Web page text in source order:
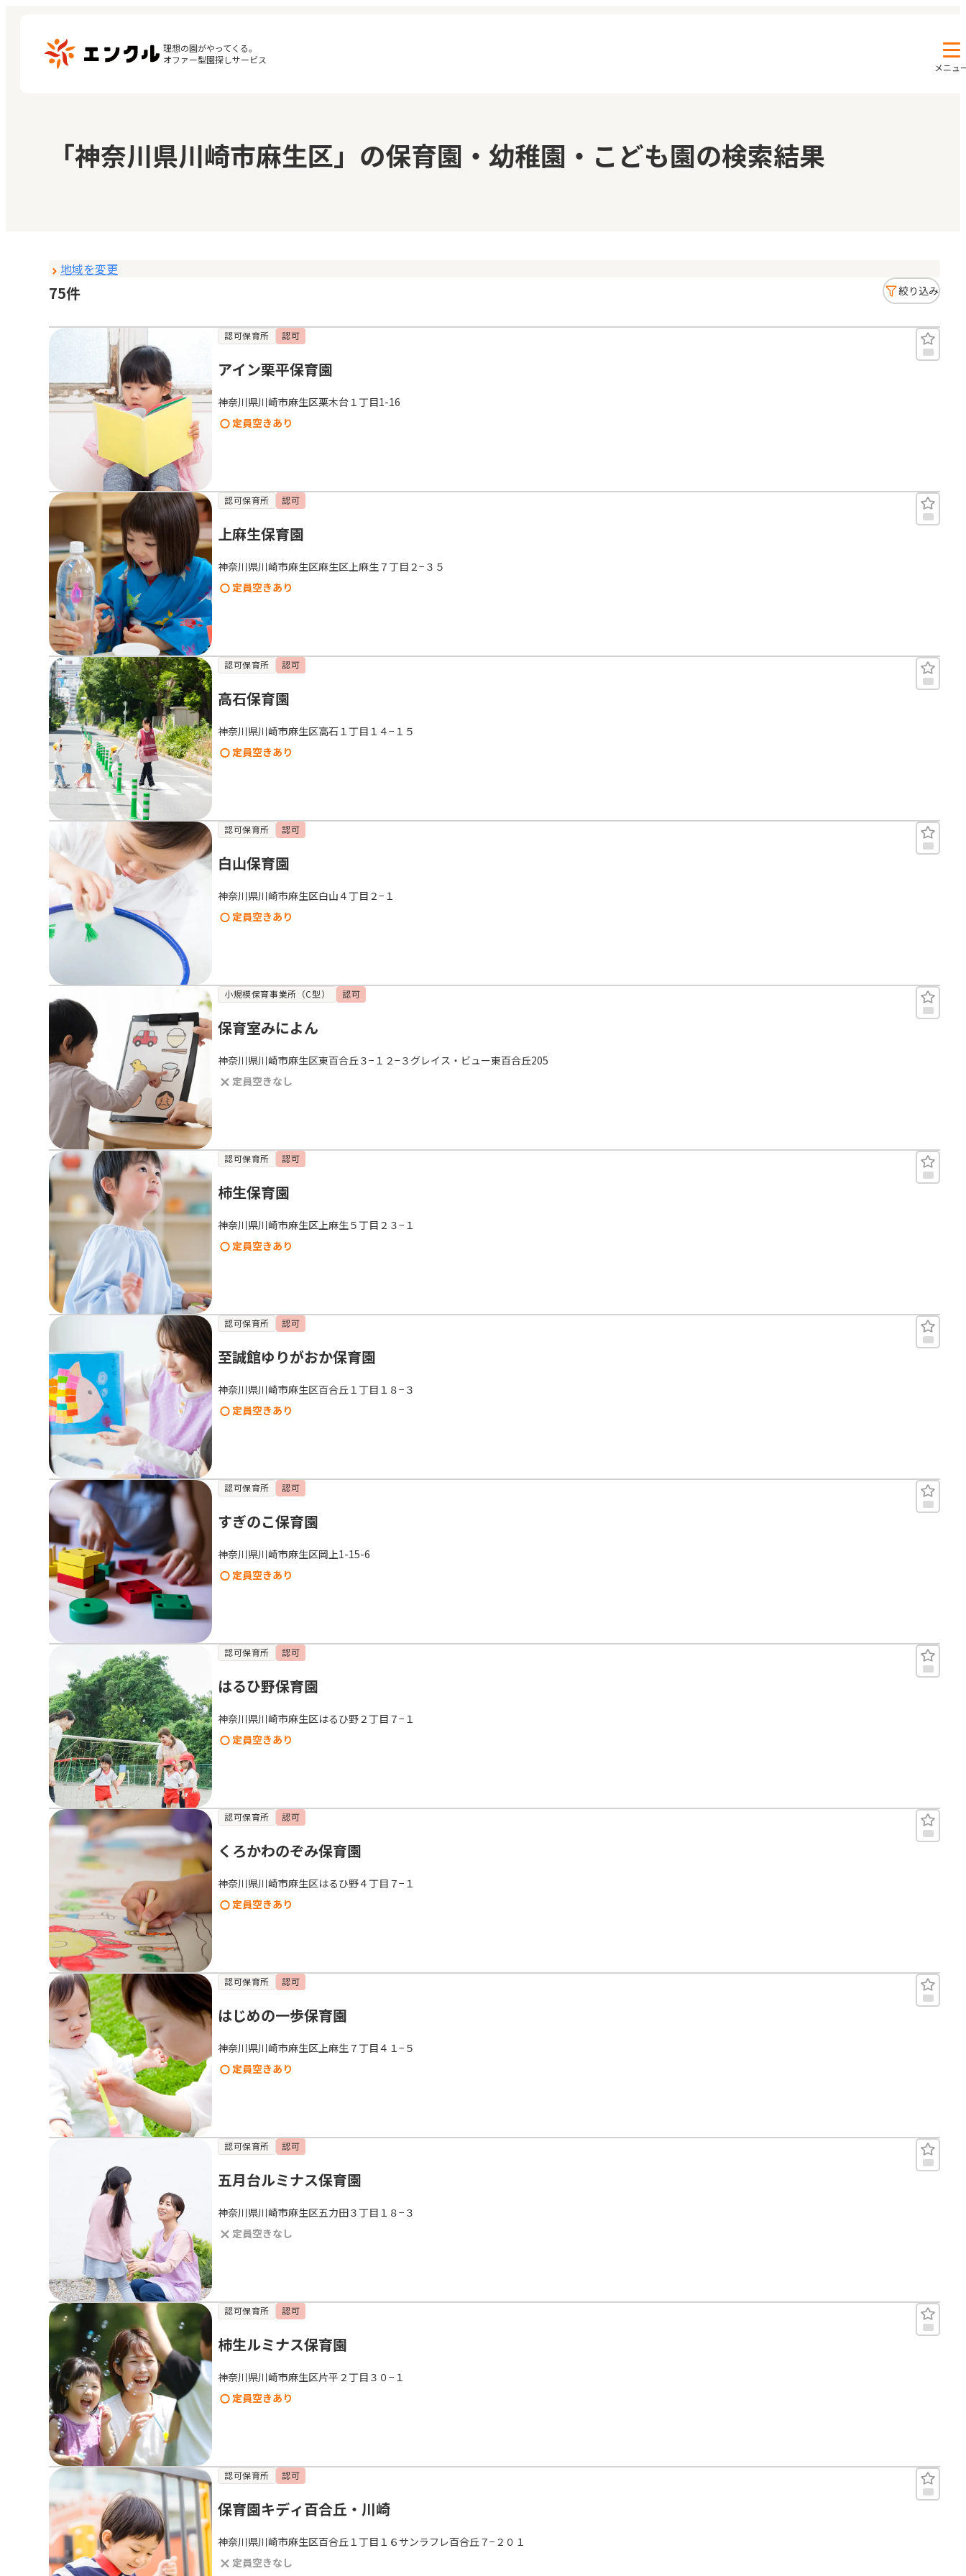
理想の園がやってくる。
オファー型園探しサービス
メニュ
保育園・幼稚園を探す
地図から探す
閲覧履歴
お気に入り
メッセージ
おすすめの園
コラム
お知らせ
「神奈川県川崎市麻生区」の保育園・幼稚園・こども園の検索結果
地域を変更
75件 絞り込み
認可保育所 認可
アイン栗平保育園
神奈川県川崎市麻生区栗木台１丁目1-16
定員空きあり
認可保育所 認可
上麻生保育園
神奈川県川崎市麻生区麻生区上麻生７丁目２−３５
定員空きあり
認可保育所 認可
高石保育園
神奈川県川崎市麻生区高石１丁目１４−１５
定員空きあり
認可保育所 認可
白山保育園
神奈川県川崎市麻生区白山４丁目２−１
定員空きあり
小規模保育事業所（C型） 認可
保育室みによん
神奈川県川崎市麻生区東百合丘３−１２−３グレイス・ビュー東百合丘205
定員空きなし
認可保育所 認可
柿生保育園
神奈川県川崎市麻生区上麻生５丁目２３−１
定員空きあり
認可保育所 認可
至誠館ゆりがおか保育園
神奈川県川崎市麻生区百合丘１丁目１８−３
定員空きあり
認可保育所 認可
すぎのこ保育園
神奈川県川崎市麻生区岡上1-15-6
定員空きあり
認可保育所 認可
はるひ野保育園
神奈川県川崎市麻生区はるひ野２丁目７−１
定員空きあり
認可保育所 認可
くろかわのぞみ保育園
神奈川県川崎市麻生区はるひ野４丁目７−１
定員空きあり
認可保育所 認可
はじめの一歩保育園
神奈川県川崎市麻生区上麻生７丁目４１−５
定員空きあり
認可保育所 認可
五月台ルミナス保育園
神奈川県川崎市麻生区五力田３丁目１８−３
定員空きなし
認可保育所 認可
柿生ルミナス保育園
神奈川県川崎市麻生区片平２丁目３０−１
定員空きあり
認可保育所 認可
保育園キディ百合丘・川崎
神奈川県川崎市麻生区百合丘１丁目１６サンラフレ百合丘７−２０１
定員空きなし